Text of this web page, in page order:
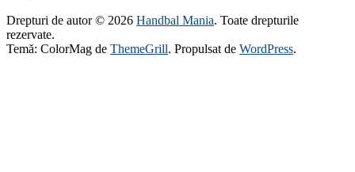
Drepturi de autor © 2026 Handbal Mania. Toate drepturile
rezervate.
Temă: ColorMag de ThemeGrill. Propulsat de WordPress.